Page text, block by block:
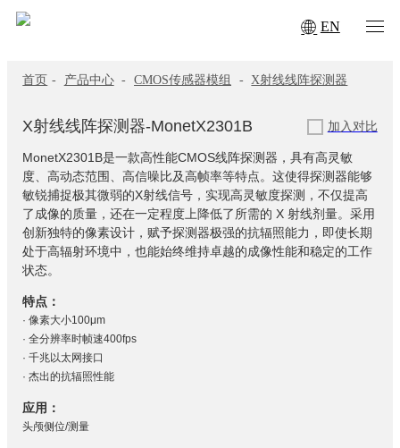
EN
首页 - 产品中心 - CMOS传感器模组 - X射线线阵探测器
X射线线阵探测器-MonetX2301B 加入对比
MonetX2301B是一款高性能CMOS线阵探测器，具有高灵敏
度、高动态范围、高信噪比及高帧率等特点。这使得探测器能够
敏锐捕捉极其微弱的X射线信号，实现高灵敏度探测，不仅提高
了成像的质量，还在一定程度上降低了所需的 X 射线剂量。采用
创新独特的像素设计，赋予探测器极强的抗辐照能力，即使长期
处于高辐射环境中，也能始终维持卓越的成像性能和稳定的工作
状态。
特点：
· 像素大小100μm
· 全分辨率时帧速400fps
· 千兆以太网接口
· 杰出的抗辐照性能
应用：
头颅侧位/测量